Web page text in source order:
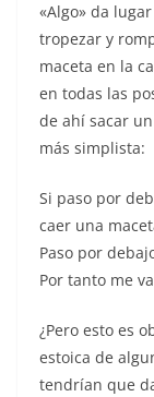
«Algo» da
tropezar y
maceta en la
en todas las
de ahí sacar
más simplista:
Si paso por
caer una
Paso por
Por tanto me
¿Pero esto es
estoica de
tendrían que